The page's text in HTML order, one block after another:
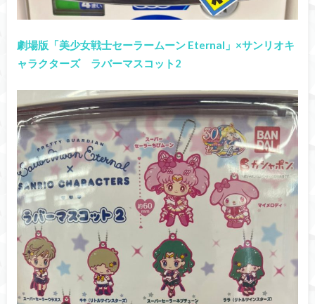
劇場版「美少女戦士セーラームーン Eternal」×サンリオキ
ャラクターズ ラバーマスコット2